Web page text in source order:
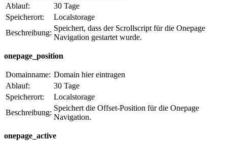
Ablauf:
30 Tage
Speicherort:
Localstorage
Beschreibung:
Speichert, dass der Scrollscript für die Onepage
Navigation gestartet wurde.
onepage_position
Domainname: Domain hier eintragen
Ablauf:
30 Tage
Speicherort:
Localstorage
Beschreibung:
Speichert die Offset-Position für die Onepage
Navigation.
onepage_active